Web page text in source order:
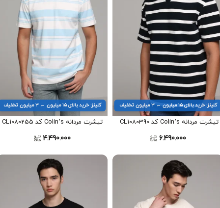
کلینز: خرید بالای ۱۵ میلیون ← ۳ میلیون تخفیف
تیشرت مردانه Colin’s کد CL1080390
6.490.000
کلینز: خرید بالای ۱۵ میلیون ← ۳ میلیون تخفیف
تیشرت مردانه Colin’s کد CL1080255
4.490.000